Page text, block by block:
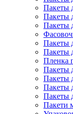
Пакеты
Пакеты
Пакеты
Пакеты
Пакеты
Пленка
Пакеты
Пакеты
Пакеты
Пакеты
Пакети